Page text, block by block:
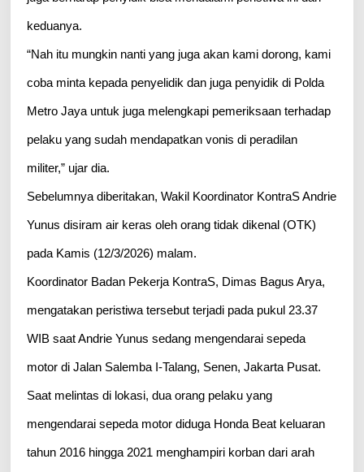
keduanya.
“Nah itu mungkin nanti yang juga akan kami dorong, kami
coba minta kepada penyelidik dan juga penyidik di Polda
Metro Jaya untuk juga melengkapi pemeriksaan terhadap
pelaku yang sudah mendapatkan vonis di peradilan
militer,” ujar dia.
Sebelumnya diberitakan, Wakil Koordinator KontraS Andrie
Yunus disiram air keras oleh orang tidak dikenal (OTK)
pada Kamis (12/3/2026) malam.
Koordinator Badan Pekerja KontraS, Dimas Bagus Arya,
mengatakan peristiwa tersebut terjadi pada pukul 23.37
WIB saat Andrie Yunus sedang mengendarai sepeda
motor di Jalan Salemba I-Talang, Senen, Jakarta Pusat.
Saat melintas di lokasi, dua orang pelaku yang
mengendarai sepeda motor diduga Honda Beat keluaran
tahun 2016 hingga 2021 menghampiri korban dari arah